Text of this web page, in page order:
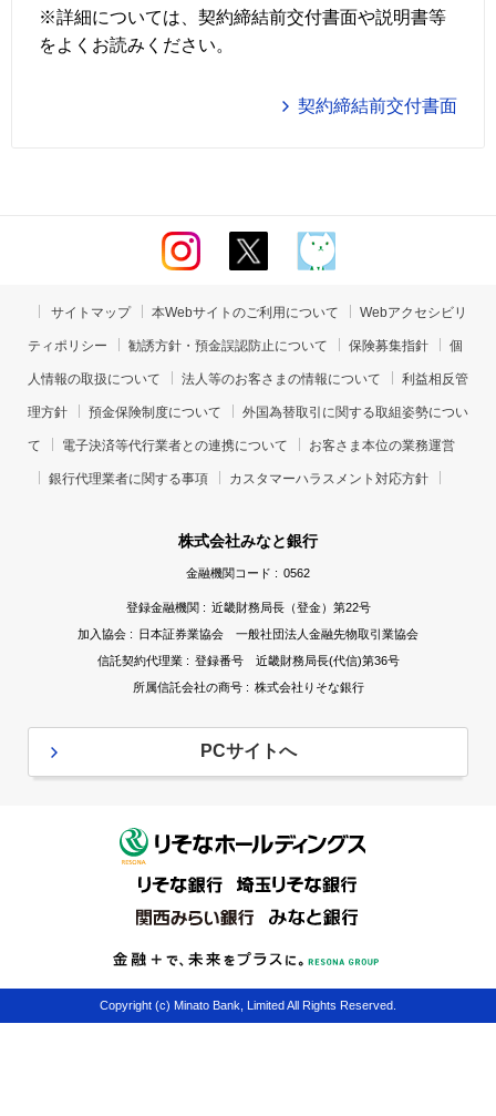
※詳細については、契約締結前交付書面や説明書等
をよくお読みください。
契約締結前交付書面
サイトマップ 本Webサイトのご利用について Webアクセシビリ
ティポリシー 勧誘方針・預金誤認防止について 保険募集指針 個
人情報の取扱について 法人等のお客さまの情報について 利益相反管
理方針 預金保険制度について 外国為替取引に関する取組姿勢につい
て 電子決済等代行業者との連携について お客さま本位の業務運営
銀行代理業者に関する事項 カスタマーハラスメント対応方針
株式会社みなと銀行
金融機関コード : 0562
登録金融機関 : 近畿財務局長（登金）第22号
加入協会 :
日本証券業協会 一般社団法人金融先物取引業協会
信託契約代理業 : 登録番号 近畿財務局長(代信)第36号
所属信託会社の商号 : 株式会社りそな銀行
PCサイトへ
Copyright (c) Minato Bank, Limited All Rights Reserved.